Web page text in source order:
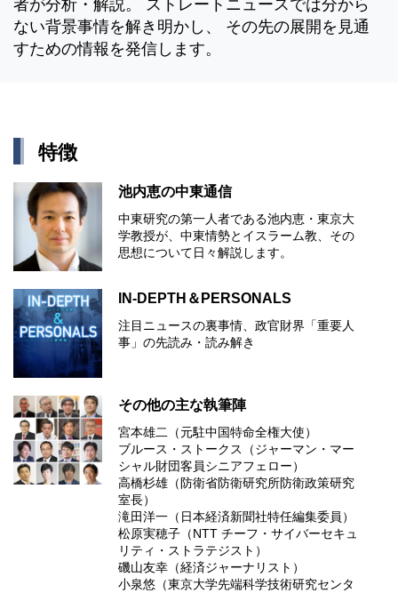
者が分析・解説。 ストレートニュースでは分から
ない背景事情を解き明かし、 その先の展開を見通
すための情報を発信します。
特徴
池内恵の中東通信
中東研究の第⼀⼈者である池内恵・東京⼤
学教授が、中東情勢とイスラーム教、その
思想について⽇々解説します。
IN-DEPTH＆PERSONALS
注目ニュースの裏事情、政官財界「重要人
事」の先読み・読み解き
その他の主な執筆陣
宮本雄二（元駐中国特命全権大使）
ブルース・ストークス（ジャーマン・マー
シャル財団客員シニアフェロー）
高橋杉雄（防衛省防衛研究所防衛政策研究
室長）
滝田洋一（日本経済新聞社特任編集委員）
松原実穂子（NTT チーフ・サイバーセキュ
リティ・ストラテジスト）
磯山友幸（経済ジャーナリスト）
小泉悠（東京大学先端科学技術研究センタ